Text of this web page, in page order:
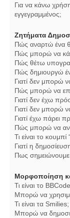
Για να κάνω
εγγεγραμμένος;
Ζητήματα
Πώς αναρτώ ένα
Πώς μπορώ να
Πώς θέτω
Πώς δημιουργώ
Γιατί δεν μπορώ
Πώς μπορώ να
Γιατί δεν έχω
Γιατί δεν μπορώ
Γιατί έχω πάρει
Πώς μπορώ να
Τι είναι το
Γιατί η
Πως
Μορφοποίηση
Τι είναι το
Μπορώ να
Τι είναι τα Smilies;
Μπορώ να